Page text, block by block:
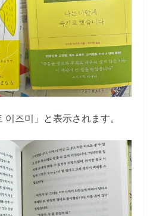
즈미」と表示されます。